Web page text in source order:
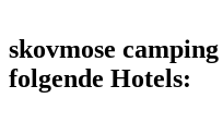
skovmose
folgende Hotels: